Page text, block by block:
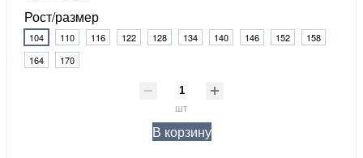
Рост/размер
104 110 116 122 128 134 140 146 152
158
164
170
шт
В корзину